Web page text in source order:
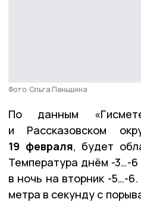
Фото: Ольга Пеньшина
По данным
и Рассказовском
19 февраля, будет
Температура днём -3…-
в ночь на вторник -5…-
метра в секунду с